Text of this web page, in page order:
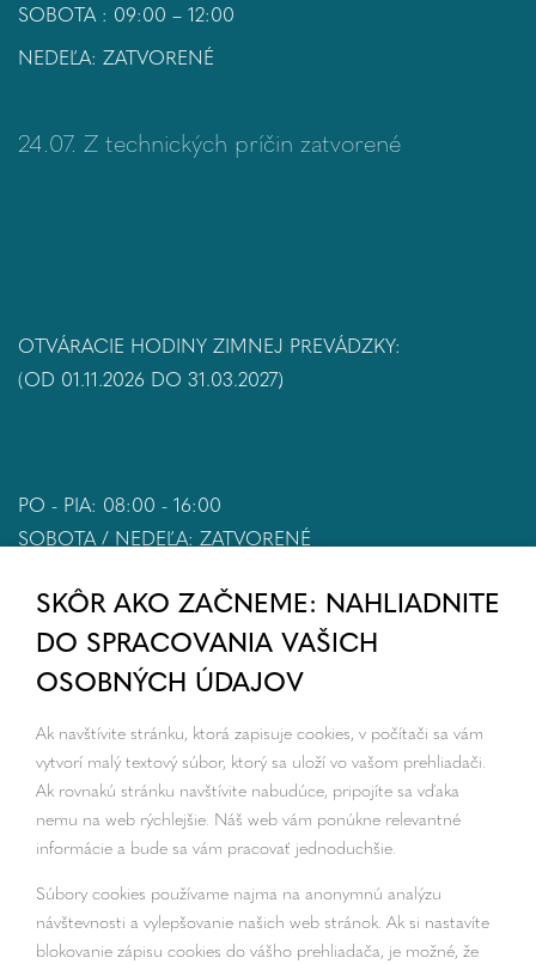
SKÔR AKO ZAČNEME: NAHLIADNITE
DO SPRACOVANIA VAŠICH
OSOBNÝCH ÚDAJOV
Ak navštívite stránku, ktorá zapisuje cookies, v počítači sa vám
vytvorí malý textový súbor, ktorý sa uloží vo vašom prehliadači.
Ak rovnakú stránku navštívite nabudúce, pripojíte sa vďaka
nemu na web rýchlejšie. Náš web vám ponúkne relevantné
informácie a bude sa vám pracovať jednoduchšie.
Súbory cookies používame najmä na anonymnú analýzu
návštevnosti a vylepšovanie našich web stránok. Ak si nastavíte
blokovanie zápisu cookies do vášho prehliadača, je možné, že
SOBOTA : 09:00 – 12:00
NEDEĽA: ZATVORENÉ
24.07. Z technických príčin zatvorené
OTVÁRACIE HODINY ZIMNEJ PREVÁDZKY:
(OD 01.11.2026 DO 31.03.2027)
PO - PIA: 08:00 - 16:00
SOBOTA / NEDEĽA: ZATVORENÉ